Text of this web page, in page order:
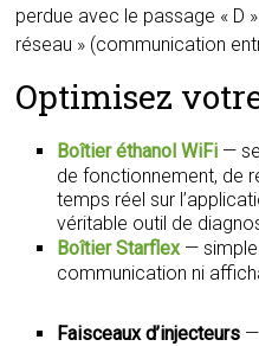
perdue avec le passage « D
réseau » (communication
Optimisez
Boîtier éthanol WiFi —
de fonctionnement, de
temps réel sur
véritable outil de
Boîtier Starflex— simple
communication ni
Faisceaux d’injecteurs